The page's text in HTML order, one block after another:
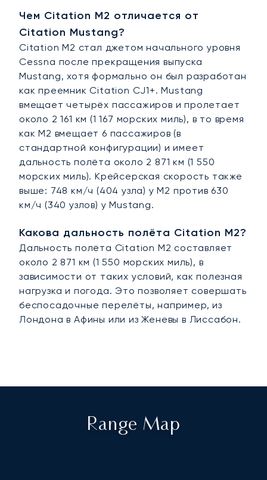
Чем Citation M2 отличается от
Citation Mustang?
Citation M2 стал джетом начального уровня
Cessna после прекращения выпуска
Mustang, хотя формально он был разработан
как преемник Citation CJ1+. Mustang
вмещает четырёх пассажиров и пролетает
около 2 161 км (1 167 морских миль), в то время
как M2 вмещает 6 пассажиров (в
стандартной конфигурации) и имеет
дальность полёта около 2 871 км (1 550
морских миль). Крейсерская скорость также
выше: 748 км/ч (404 узла) у M2 против 630
км/ч (340 узлов) у Mustang.
Какова дальность полёта Citation M2?
Дальность полёта Citation M2 составляет
около 2 871 км (1 550 морских миль), в
зависимости от таких условий, как полезная
нагрузка и погода. Это позволяет совершать
беспосадочные перелёты, например, из
Лондона в Афины или из Женевы в Лиссабон.
Range Map